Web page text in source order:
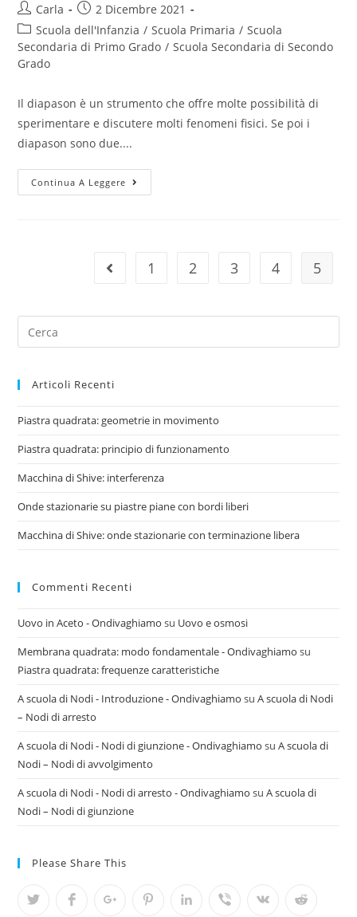
Post
author:
Carla
Post
published:
2 Dicembre 2021
Post
category:
Scuola dell'Infanzia / Scuola Primaria / Scuola
Secondaria di Primo Grado / Scuola Secondaria di Secondo
Grado
Il diapason è un strumento che offre molte possibilità di
sperimentare e discutere molti fenomeni fisici. Se poi i
diapason sono due....
Continua A Leggere
Vai alla pagina precedente
1 2 3 4 5
Search
for:
Articoli Recenti
Piastra quadrata: geometrie in movimento
Piastra quadrata: principio di funzionamento
Macchina di Shive: interferenza
Onde stazionarie su piastre piane con bordi liberi
Macchina di Shive: onde stazionarie con terminazione libera
Commenti Recenti
Uovo in Aceto - Ondivaghiamo su Uovo e osmosi
Membrana quadrata: modo fondamentale - Ondivaghiamo su
Piastra quadrata: frequenze caratteristiche
A scuola di Nodi - Introduzione - Ondivaghiamo suA scuola di Nodi
– Nodi di arresto
A scuola di Nodi - Nodi di giunzione - Ondivaghiamo suA scuola di
Nodi – Nodi di avvolgimento
A scuola di Nodi - Nodi di arresto - Ondivaghiamo suA scuola di
Nodi – Nodi di giunzione
Please Share This